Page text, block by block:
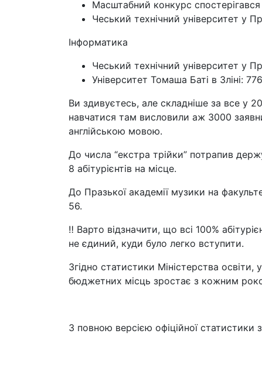
Масштабний конкурс
Чеський технічний університет у
Інформатика
Чеський технічний університет у
Університет Томаша Баті в Зліні:
Ви здивуєтесь, але складніше за все у
навчатися там висловили аж 3000
англійською мовою.
До числа “екстра трійки” потрапив
8 абітурієнтів на місце.
До Празької академії музики на
56.
‼ Варто відзначити, що всі 100%
не єдиний, куди було легко вступити.
Згідно статистики Міністерства
бюджетних місць зростає з кожним
З повною версією офіційної